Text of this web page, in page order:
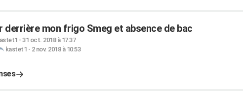
derrière mon frigo Smeg et absence de bac
- 31 oct. 2018 à 17:37
kastet1 - 2 nov. 2018 à 10:53